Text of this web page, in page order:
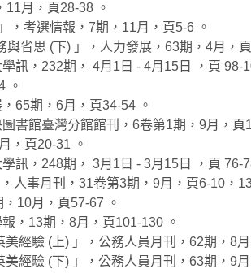
月，頁28-38 。
，考選情報，7期，11月，頁5-6 。
省思 (下) 」，人力發展，63期，4月，
訊，232期， 4月1日 - 4月15日 ，頁 98-
。
65期，6月，頁34-54 。
書館臺灣分館館刊，6卷第1期，9月，頁
，頁20-31 。
訊，248期， 3月1日 - 3月15日 ，頁 76-
人事月刊，31卷第3期，9月，頁6-10，
10月，頁57-67 。
，13期，8月，頁101-130 。
經驗 (上) 」，公務人員月刊，62期，8月
經驗 (下) 」，公務人員月刊，63期，9月